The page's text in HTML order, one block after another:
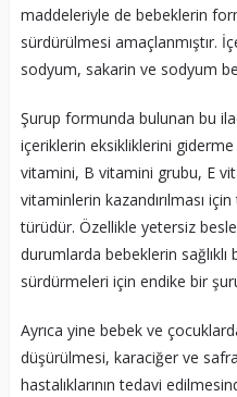
maddeleriyle de bebeklerin
sürdürülmesi amaçlanmıştır.
sodyum, sakarin ve sodyum
Şurup formunda bulunan bu
içeriklerin eksikliklerini
vitamini, B vitamini grubu, E
vitaminlerin kazandırılması
türüdür. Özellikle yetersiz
durumlarda bebeklerin
sürdürmeleri için endike bir
Ayrıca yine bebek ve
düşürülmesi, karaciğer ve
hastalıklarının tedavi